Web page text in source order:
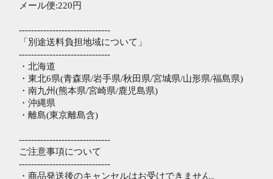
メール便:220円
------------------------------
「別途送料負担地域について」
------------------------------
・北海道
・東北6県(青森県/岩手県/秋田県/宮城県/山形県/福島県)
・南九州(熊本県/宮崎県/鹿児島県)
・沖縄県
・離島(東京離島含)
------------------------------
ご注意事項について
------------------------------
・商品発送後のキャンセルはお受けできません。